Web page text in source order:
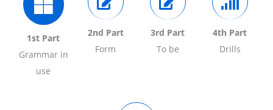
1st Part
Grammar in
use
2nd Part
Form
3rd Part
To be
4th Part
Drills